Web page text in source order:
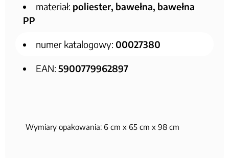
materiał: poliester, bawełna, bawełna
PP
numer katalogowy: 00027380
EAN: 5900779962897
Wymiary opakowania: 6 cm x 65 cm x 98 cm